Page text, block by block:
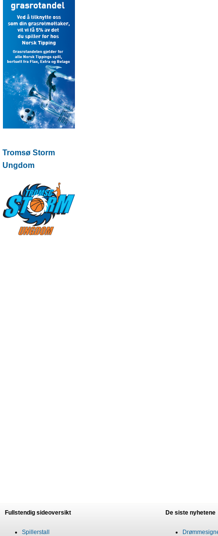
Tromsø Storm
Ungdom
Fullstendig sideoversikt
Spillerstall
De siste nyhetene